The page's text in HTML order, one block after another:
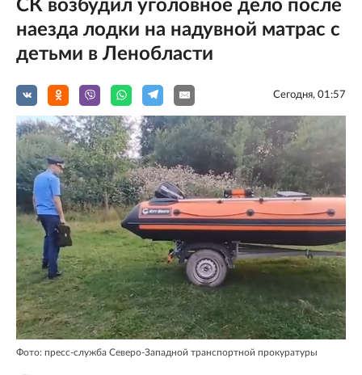
СК возбудил уголовное дело после
наезда лодки на надувной матрас с
детьми в Ленобласти
Сегодня, 01:57
Фото: пресс-служба Северо-Западной транспортной прокуратуры